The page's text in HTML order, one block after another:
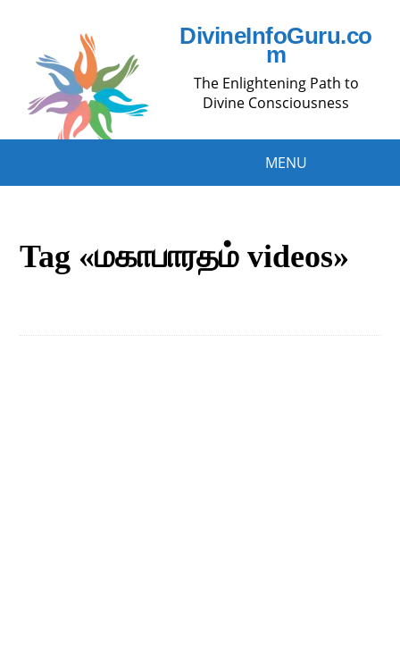
DivineInfoGuru.co
m
The Enlightening Path to
Divine Consciousness
MENU
Tag «மகாபாரதம் videos»